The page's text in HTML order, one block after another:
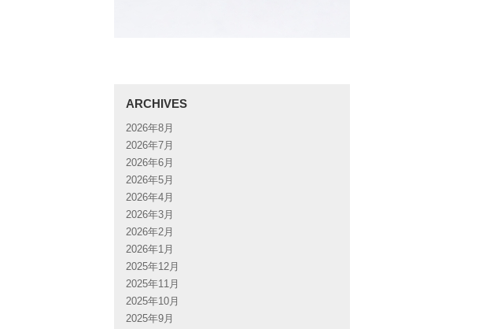
ARCHIVES
2026年8月
2026年7月
2026年6月
2026年5月
2026年4月
2026年3月
2026年2月
2026年1月
2025年12月
2025年11月
2025年10月
2025年9月